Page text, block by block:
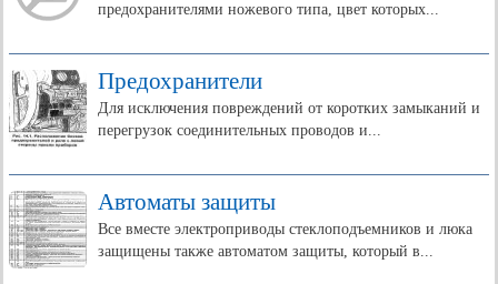
предохранителями ножевого типа, цвет которых...
Предохранители
Для исключения повреждений от коротких замыканий и
перегрузок соединительных проводов и...
Автоматы защиты
Все вместе электроприводы стеклоподъемников и люка
защищены также автоматом защиты, который в...